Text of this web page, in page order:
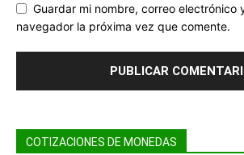
Guardar mi nombre, correo electrónico
navegador la próxima vez que comente.
COTIZACIONES DE MONEDAS